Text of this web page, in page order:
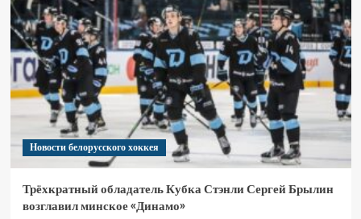
Новости белорусского хоккея
Трёхкратный обладатель Кубка Стэнли Сергей Брылин
возглавил минское «Динамо»